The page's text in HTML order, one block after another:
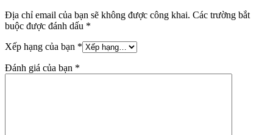
Địa chỉ email của bạn sẽ không được công khai. Các trường bắt
buộc được đánh dấu *
Xếp hạng của bạn *
Đánh giá của bạn *